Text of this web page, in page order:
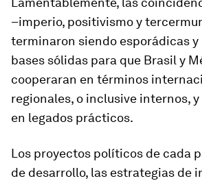
–imperio, positivismo y
terminaron siendo esporádicas y
bases sólidas para que Brasil y
cooperaran en términos
regionales, o inclusive internos,
en legados prácticos.
Los proyectos políticos de cada
de desarrollo, las estrategias de